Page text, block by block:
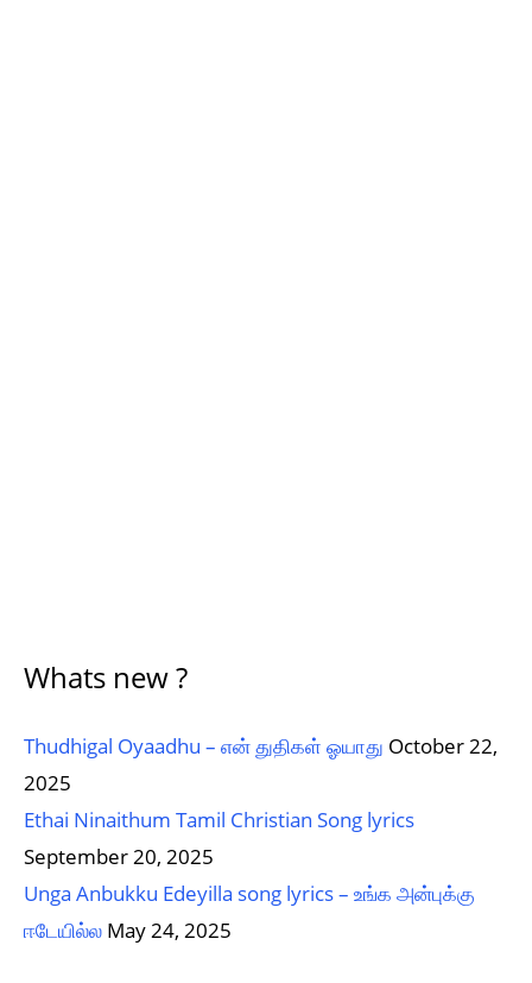
Whats new ?
Thudhigal Oyaadhu – என் துதிகள் ஓயாது October 22,
2025
Ethai Ninaithum Tamil Christian Song lyrics
September 20, 2025
Unga Anbukku Edeyilla song lyrics – உங்க அன்புக்கு
ஈடேயில்ல May 24, 2025